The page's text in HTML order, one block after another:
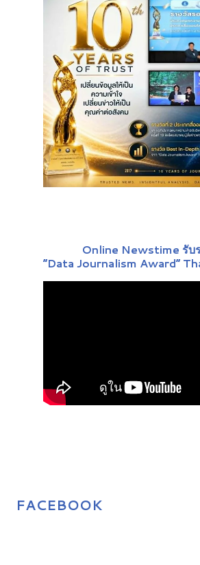
Online Newstime รับ
“Data Journalism Award”
FACEBOOK